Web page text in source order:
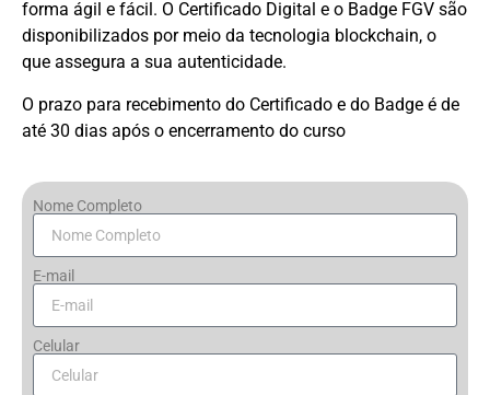
forma ágil e fácil. O Certificado Digital e o Badge FGV são
disponibilizados por meio da tecnologia blockchain, o
que assegura a sua autenticidade.
O prazo para recebimento do Certificado e do Badge é de
até 30 dias após o encerramento do curso
Nome Completo
E-mail
Celular